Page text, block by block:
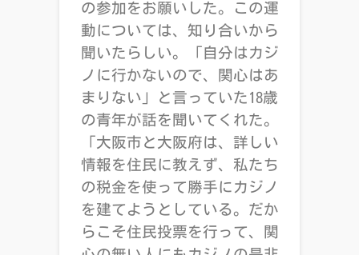
の参加をお願いした。この運
動については、知り合いから
聞いたらしい。「自分はカジ
ノに行かないので、関心はあ
まりない」と言っていた18歳
の青年が話を聞いてくれた。
「大阪市と大阪府は、詳しい
情報を住民に教えず、私たち
の税金を使って勝手にカジノ
を建てようとしている。だか
らこそ住民投票を行って、関